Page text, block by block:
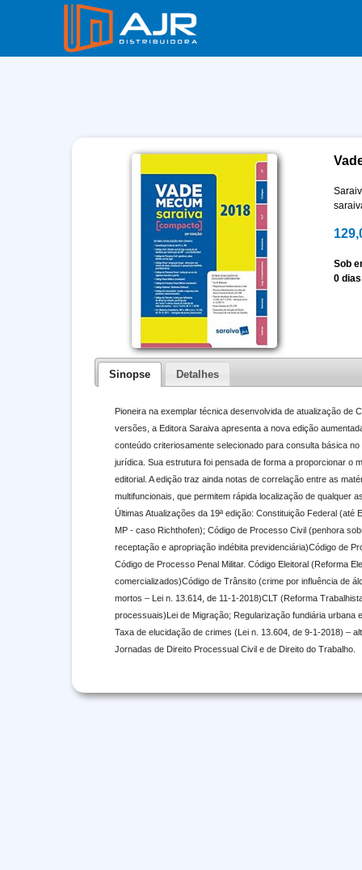
Sob
0 dias
Sinopse Detalhes
Pioneira na exemplar técnica desenvolvida de atualização de
versões, a Editora Saraiva apresenta a nova edição
conteúdo criteriosamente selecionado para consulta básica
jurídica. Sua estrutura foi pensada de forma a proporcionar o
editorial. A edição traz ainda notas de correlação entre as
multifuncionais, que permitem rápida localização de qualquer
Últimas Atualizações da 19ª edição: Constituição Federal
MP - caso Richthofen); Código de Processo Civil (penhora
receptação e apropriação indébita previdenciária)Código de
Código de Processo Penal Militar. Código Eleitoral (Reforma
comercializados)Código de Trânsito (crime por influência de
mortos – Lei n. 13.614, de 11-1-2018)CLT (Reforma
processuais)Lei de Migração; Regularização fundiária urbana
Taxa de elucidação de crimes (Lei n. 13.604, de 9-1-2018) –
Jornadas de Direito Processual Civil e de Direito do Trabalho.